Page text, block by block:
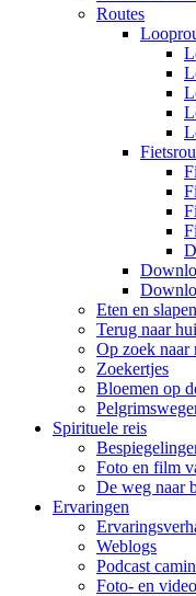
Routes
Eten en slapen
Terug naar
Op zoek naar
Zoekertjes
Bloemen op
Spirituele reis
Foto en film
De weg naar
Ervaringen
Weblogs
Podcast
Foto- en